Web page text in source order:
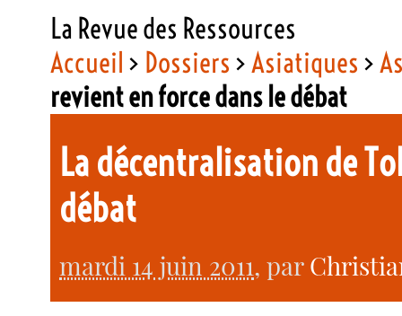
La Revue des Ressources
Accueil > Dossiers >Asiatiques >
revient en force dans le débat
La décentralisation de
débat
mardi 14 juin 2011, par